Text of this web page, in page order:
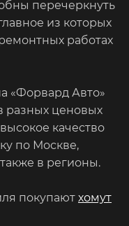
перечеркнуть
из которых
работах
«Форвард Авто»
разных ценовых
качество
по Москве,
в регионы.
покупают хомут